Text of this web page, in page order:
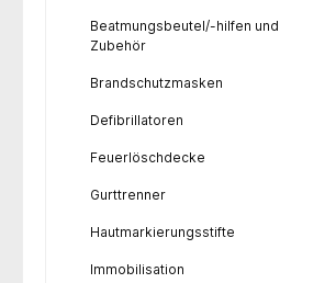
Beatmungsbeutel/-hilfen und
Zubehör
Brandschutzmasken
Defibrillatoren
Feuerlöschdecke
Gurttrenner
Hautmarkierungsstifte
Immobilisation